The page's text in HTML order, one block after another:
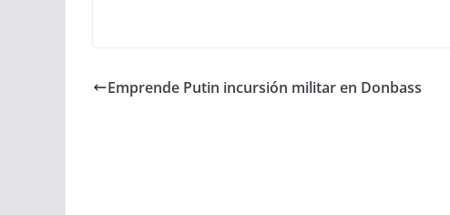
Emprende Putin incursión militar en Donbass